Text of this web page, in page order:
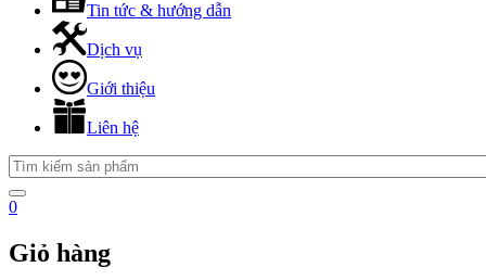
Tin tức & hướng dẫn
Dịch vụ
Giới thiệu
Liên hệ
0
Giỏ hàng